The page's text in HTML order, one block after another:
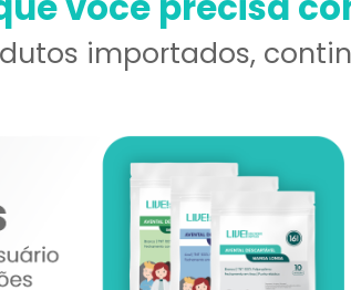
importados,